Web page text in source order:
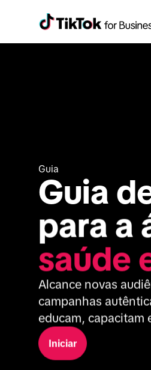
Guia
Guia
saúde
Alcance novas
campanhas
educam, capacitam
Iniciar